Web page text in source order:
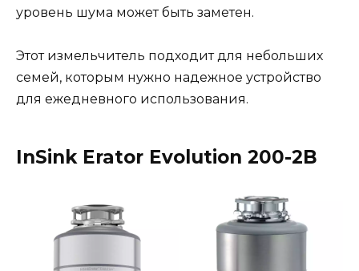
уровень шума может быть заметен.
Этот измельчитель подходит для небольших
семей, которым нужно надежное устройство
для ежедневного использования.
InSink Erator Evolution 200-2B